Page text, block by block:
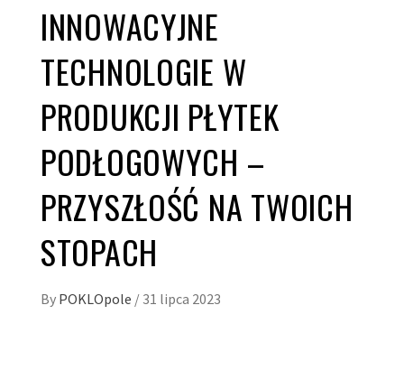
INNOWACYJNE
TECHNOLOGIE W
PRODUKCJI PŁYTEK
PODŁOGOWYCH –
PRZYSZŁOŚĆ NA TWOICH
STOPACH
By POKLOpole / 31 lipca 2023